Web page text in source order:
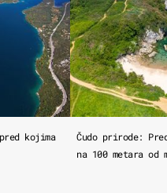
kojima
Čudo prirode:
na 100 metara od